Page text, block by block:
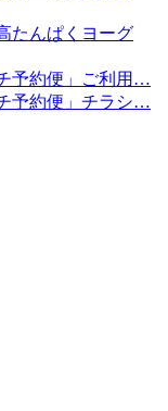
たんぱくヨーグ
予約便」ご利用…
予約便」チラシ…